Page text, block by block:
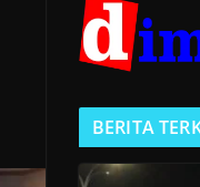
BERITA